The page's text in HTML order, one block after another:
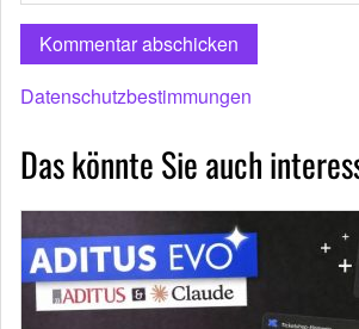
Datenschutzbestimmungen
Das könnte Sie auch